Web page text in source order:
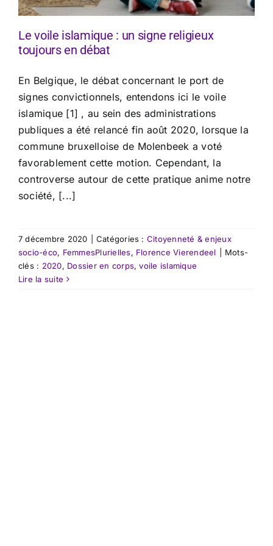
Le voile islamique : un signe religieux
toujours en débat
En Belgique, le débat concernant le port de
signes convictionnels, entendons ici le voile
islamique [1] , au sein des administrations
publiques a été relancé fin août 2020, lorsque la
commune bruxelloise de Molenbeek a voté
favorablement cette motion. Cependant, la
controverse autour de cette pratique anime notre
société, [...]
7 décembre 2020 Catégories : Citoyenneté & enjeux
socio-éco, FemmesPlurielles, Florence Vierendeel
Mots-
clés : 2020, Dossier en corps,voile islamique
Lire la suite